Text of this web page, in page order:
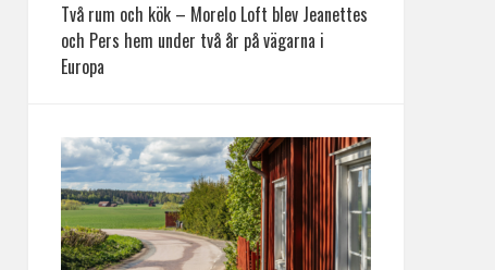
Två rum och kök – Morelo Loft blev Jeanettes
och Pers hem under två år på vägarna i
Europa